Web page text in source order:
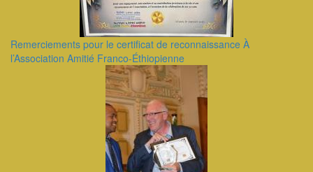
Remerciements pour le certificat de reconnaissance À
l’Association Amitié Franco-Éthiopienne